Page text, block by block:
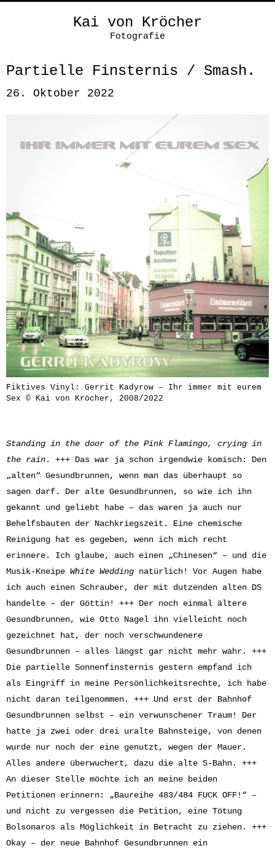
Kai von Kröcher
Fotografie
Partielle Finsternis / Smash.
26. Oktober 2022
Fiktives Vinyl: Gerrit Kadyrow – Ihr immer mit eurem
Sex © Kai von Kröcher, 2008/2022
Standing in the door of the Pink Flamingo, crying in
the rain. +++ Das war ja schon irgendwie komisch: Den
„alten“ Gesundbrunnen, wenn man das überhaupt so
sagen darf. Der alte Gesundbrunnen, so wie ich ihn
gekannt und geliebt habe – das waren ja auch nur
Behelfsbauten der Nachkriegszeit. Eine chemische
Reinigung hat es gegeben, wenn ich mich recht
erinnere. Ich glaube, auch einen „Chinesen“ – und die
Musik-Kneipe White Wedding natürlich! Vor Augen habe
ich auch einen Schrauber, der mit dutzenden alten DS
handelte – der Göttin! +++ Der noch einmal ältere
Gesundbrunnen, wie Otto Nagel ihn vielleicht noch
gezeichnet hat, der noch verschwundenere
Gesundbrunnen – alles längst gar nicht mehr wahr. +++
Die partielle Sonnenfinsternis gestern empfand ich
als Eingriff in meine Persönlichkeitsrechte, ich habe
nicht daran teilgenommen. +++ Und erst der Bahnhof
Gesundbrunnen selbst – ein verwunschener Traum! Der
hatte ja zwei oder drei uralte Bahnsteige, von denen
wurde nur noch der eine genutzt, wegen der Mauer.
Alles andere überwuchert, dazu die alte S-Bahn. +++
An dieser Stelle möchte ich an meine beiden
Petitionen erinnern: „Baureihe 483/484 FUCK OFF!“ –
und nicht zu vergessen die Petition, eine Tötung
Bolsonaros als Möglichkeit in Betracht zu ziehen. +++
Okay – der neue Bahnhof Gesundbrunnen ein